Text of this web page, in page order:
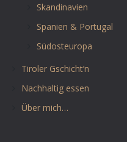
Skandinavien
Spanien & Portugal
Südosteuropa
Tiroler Gschicht’n
Nachhaltig essen
Über mich…